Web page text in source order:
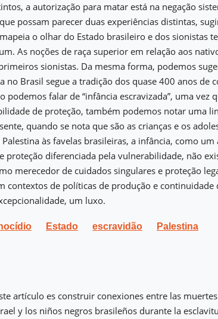
a autorização para matar está na negação
possam parecer duas experiências distintas,
o olhar do Estado brasileiro e dos sionistas
As noções de raça superior em relação aos
sionistas. Da mesma forma, podemos
no Brasil segue a tradição dos quase 400 anos de
podemos falar de “infância escravizada”, uma vez
de proteção, também podemos notar uma
quando se nota que são as crianças e os
Palestina às favelas brasileiras, a infância, como
proteção diferenciada pela vulnerabilidade, não
merecedor de cuidados singulares e proteção
contextos de políticas de produção e
um luxo.
Estado escravidão Palestina
artículo es construir conexiones entre las
y los niños negros brasileños durante la